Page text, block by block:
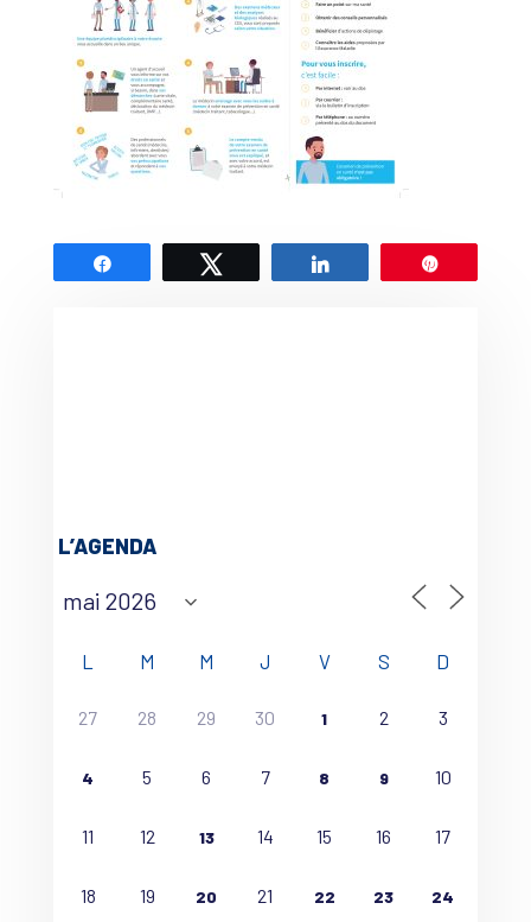
L’AGENDA
L M M J V S D
27 28 29 30 1 2 3
4 5 6 7 8 9 10
11 12 13 14 15 16 17
18 19 20 21 22 23 24